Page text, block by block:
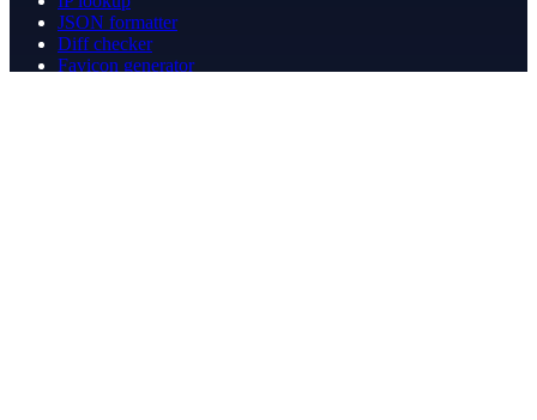
JSON formatter
Diff checker
Favicon generator